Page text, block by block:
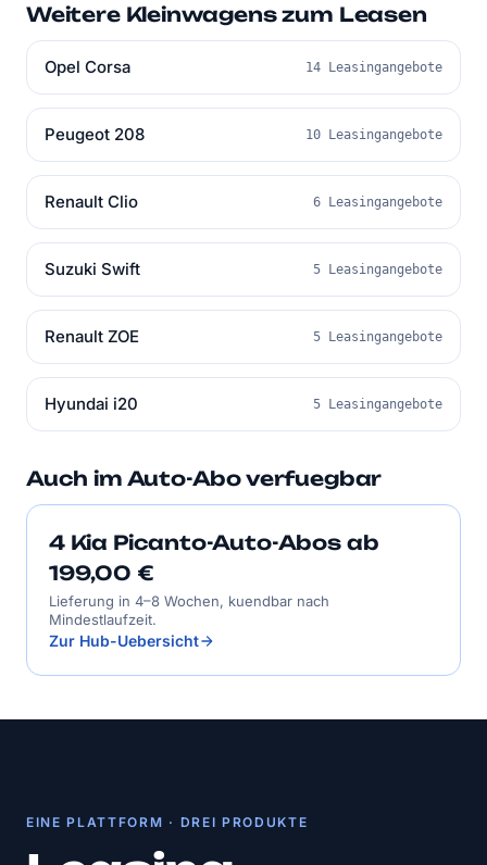
Weitere Kleinwagens zum Leasen
Opel Corsa 14 Leasingangebote
Peugeot 208 10 Leasingangebote
Renault Clio 6 Leasingangebote
Suzuki Swift 5 Leasingangebote
Renault ZOE 5 Leasingangebote
Hyundai i20 5 Leasingangebote
Auch im Auto-Abo verfuegbar
4 Kia Picanto-Auto-Abos ab
199,00 €
Lieferung in 4–8 Wochen, kuendbar nach
Mindestlaufzeit.
Zur Hub-Uebersicht
EINE PLATTFORM · DREI PRODUKTE